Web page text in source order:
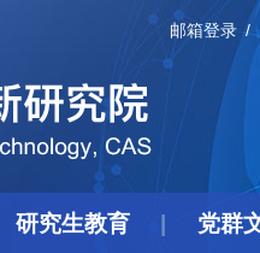
邮箱登录
研究生教育 党群